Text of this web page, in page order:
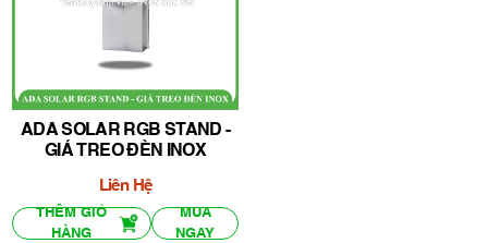
ADA SOLAR RGB STAND -
GIÁ TREO ĐÈN INOX
Liên Hệ
THÊM GIỎ
HÀNG
MUA
NGAY